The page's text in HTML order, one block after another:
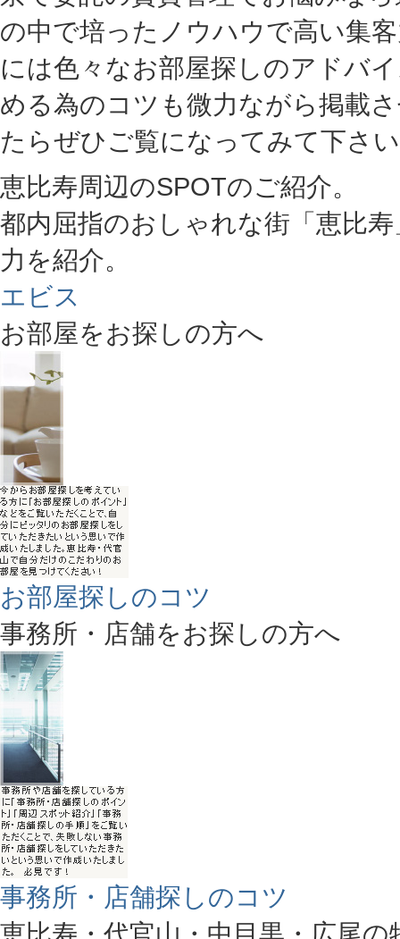
の中で培ったノウハウで高い集
には色々なお部屋探しのアドバ
める為のコツも微力ながら掲載
たらぜひご覧になってみて下さ
恵比寿周辺のSPOTのご紹介。
都内屈指のおしゃれな街「恵比
力を紹介。
エビス
お部屋をお探しの方へ
お部屋探しのコツ
事務所・店舗をお探しの方へ
事務所・店舗探しのコツ